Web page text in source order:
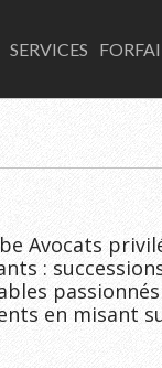
SERVICES
Avocats
:
en misant